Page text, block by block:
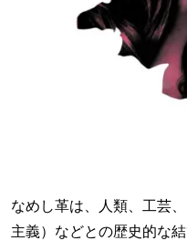
なめし革は、人類、工芸
主義）などとの歴史的な